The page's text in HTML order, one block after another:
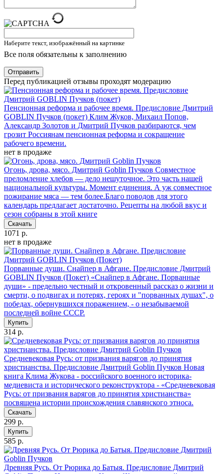
Наберите текст, изображённый на картинке
Все поля обязательны к заполнению
Отправить
Перед публикацией отзывы проходят модерацию
Пенсионная реформа и рабочее время. Предисловие Дмитрий
GOBLIN Пучков (покет) Клим Жуков, Михаил Попов,
Александр Золотов и Дмитрий Пучков разбираются, чем
грозит Россиянам пенсионная реформа и сокращение
рабочего времени.
нет в продаже
Огонь, дрова, мясо. Дмитрий Goblin Пучков Совместное
преломление хлебов — дело нешуточное. Это часть нашей
национальной культуры. Момент единения. А уж совместное
пожирание мяса — тем более.Благо поводов для этого
календарь предлагает достаточно. Рецепты на любой вкус и
сезон собраны в этой книге
Скачать
1071 р.
нет в продаже
Порванные души. Снайпер в Афгане. Предисловие Дмитрий
GOBLIN Пучков (Покет) «Снайпер в Афгане. Порванные
души» - предельно честный и откровенный рассказ о жизни и
смерти, о подвигах и потерях, героях и "порванных душах", о
победах, обернувшихся поражением, - о незабываемой
последней войне СССР.
Купить
314 р.
Средневековая Русь: от призвания варягов до принятия
христианства. Предисловие Дмитрий Goblin Пучков Новая
книга Клима Жукова - российского военного историка-
медиевиста и исторического реконструктора - «Средневековая
Русь: от призвания варягов до принятия христианства»
посвящена истории происхождения славянского этноса.
Скачать
299 р.
Купить
585 р.
Древняя Русь. От Рюрика до Батыя. Предисловие Дмитрий